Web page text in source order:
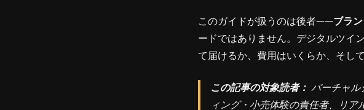
このガイドが扱うのは後者——ブラ
ードではありません。デジタルツイ
て届けるか、費用はいくらか、そし
この記事の対象読者： バーチャル
ィング・小売体験の責任者、リ